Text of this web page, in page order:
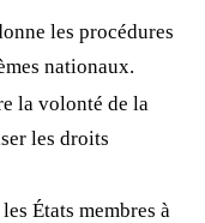
les procédures
nationaux.
la volonté de la
les droits
les États membres à